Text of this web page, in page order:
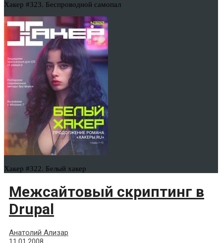
Хакер #323. Беспроводной самопал
Хакер #322. Белый хакер
Межсайтовый скриптинг в
Drupal
Анатолий Ализар